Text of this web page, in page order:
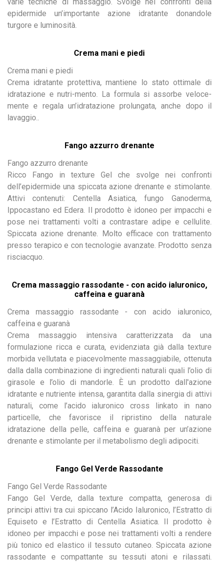
epidermide un’importante azione idratante donandole
turgore e luminosità.
Crema mani e piedi
Crema mani e piedi
Crema idratante protettiva, mantiene lo stato ottimale di
idratazione e nutri-mento. La formula si assorbe veloce-
mente e regala un’idratazione prolungata, anche dopo il
lavaggio.
Fango azzurro drenante
Fango azzurro drenante
Ricco Fango in texture Gel che svolge nei confronti
dell’epidermide una spiccata azione drenante e stimolante.
Attivi contenuti: Centella Asiatica, fungo Ganoderma,
Ippocastano ed Edera. Il prodotto è idoneo per impacchi e
pose nei trattamenti volti a contrastare adipe e cellulite.
Spiccata azione drenante. Molto efficace con trattamento
presso terapico e con tecnologie avanzate. Prodotto senza
risciacquo.
Crema massaggio rassodante - con acido ialuronico,
caffeina e guaranà
Crema massaggio rassodante - con acido ialuronico,
caffeina e guaranà
Crema massaggio intensiva caratterizzata da una
formulazione ricca e curata, evidenziata già dalla texture
morbida vellutata e piacevolmente massaggiabile, ottenuta
dalla dalla combinazione di ingredienti naturali quali l’olio di
girasole e l’olio di mandorle. È un prodotto dall'azione
idratante e nutriente intensa, garantita dalla sinergia di attivi
naturali, come l’acido ialuronico cross linkato in nano
particelle, che favorisce il ripristino della naturale
idratazione della pelle, caffeina e guaranà per un’azione
drenante e stimolante per il metabolismo degli adipociti.
Fango Gel Verde Rassodante
Fango Gel Verde Rassodante
Fango Gel Verde, dalla texture compatta, generosa di
principi attivi tra cui spiccano l’Acido Ialuronico, l’Estratto di
Equiseto e l’Estratto di Centella Asiatica. Il prodotto è
idoneo per impacchi e pose nei trattamenti volti a rendere
più tonico ed elastico il tessuto cutaneo. Spiccata azione
rassodante e compattante su tessuti atoni e rilassati.